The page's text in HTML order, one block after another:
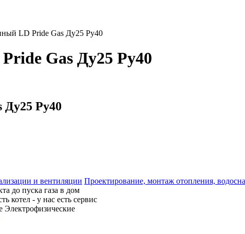
LD Pride Gas Ду25 Ру40
Gas Ду25 Ру40
Ру40
Проектирование, монтаж отопления,
до пуска газа в дом
котел - у нас есть сервис
Электрофизические